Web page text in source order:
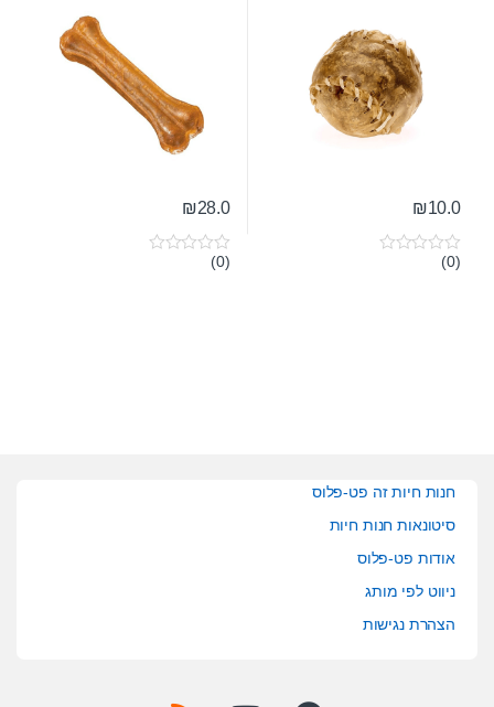
₪10.0
0(0)
₪28.0
0(0)
חנות חיות זה פט-פלוס
סיטונאות חנות חיות
אודות פט-פלוס
ניווט לפי מותג
הצהרת נגישות